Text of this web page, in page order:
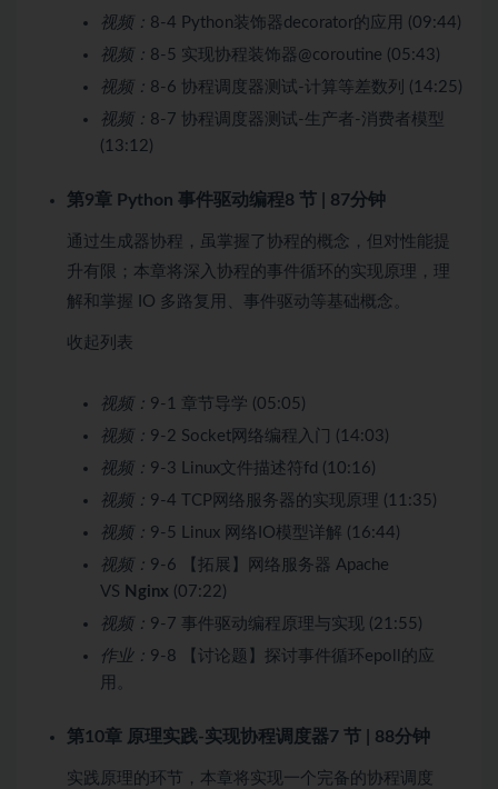
视频： 8-4 Python装饰器decorator的应用 (09:44)
视频： 8-5 实现协程装饰器@coroutine (05:43)
视频： 8-6 协程调度器测试-计算等差数列 (14:25)
视频： 8-7 协程调度器测试-生产者-消费者模型
(13:12)
第9章 Python 事件驱动编程8 节 | 87分钟
通过生成器协程，虽掌握了协程的概念，但对性能提
升有限；本章将深入协程的事件循环的实现原理，理
解和掌握 IO 多路复用、事件驱动等基础概念。
收起列表
视频： 9-1 章节导学 (05:05)
视频： 9-2 Socket网络编程入门 (14:03)
视频： 9-3 Linux文件描述符fd (10:16)
视频： 9-4 TCP网络服务器的实现原理 (11:35)
视频： 9-5 Linux 网络IO模型详解 (16:44)
视频： 9-6 【拓展】网络服务器 Apache
VS Nginx (07:22)
视频： 9-7 事件驱动编程原理与实现 (21:55)
作业： 9-8 【讨论题】探讨事件循环epoll的应
用。
第10章 原理实践-实现协程调度器7 节 | 88分钟
实践原理的环节，本章将实现一个完备的协程调度